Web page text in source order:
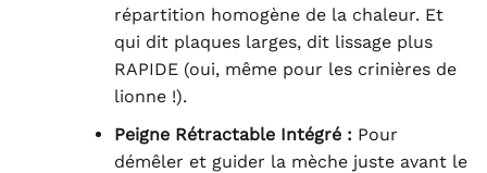
répartition homogène de la chaleur. Et
qui dit plaques larges, dit lissage plus
RAPIDE (oui, même pour les crinières de
lionne !).
Peigne Rétractable Intégré : Pour
démêler et guider la mèche juste avant le